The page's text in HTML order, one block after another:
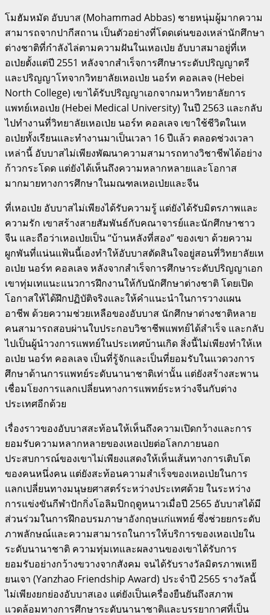
โมฮัมหมัด อับบาส (Mohammad Abbas) ชายหนุ่มผู้มากความ
สามารถจากปากีสถาน เป็นตัวอย่างที่โดดเด่นของเหล่านักศึกษา
ต่างชาติที่กำลังไล่ตามความฝันในเหอเป่ย อับบาสมาอยู่ที่เห
อเป่ยตั้งแต่ปี 2551 หลังจากสำเร็จการศึกษาระดับปริญญาตรี
และปริญญาโทจากวิทยาลัยเหอเป่ย นอร์ท คอลเลจ (Hebei
North College) เขาได้รับปริญญาเอกจากมหาวิทยาลัยการ
แพทย์เหอเป่ย (Hebei Medical University) ในปี 2563 และกลับ
ไปทำงานที่วิทยาลัยเหอเป่ย นอร์ท คอลเลจ เขาใช้ชีวิตในเห
อเป่ยทั้งเรียนและทำงานมาเป็นเวลา 16 ปีแล้ว ตลอดช่วงเวลา
เหล่านี้ อับบาสไม่เพียงพัฒนาความสามารถทางวิชาชีพได้อย่าง
ก้าวกระโดด แต่ยังได้เห็นถึงความหลากหลายและโอกาส
มากมายทางการศึกษาในมณฑลเหอเป่ยและจีน
ที่เหอเป่ย อับบาสไม่เพียงได้รับความรู้ แต่ยังได้รับมิตรภาพและ
ความรัก เขาสร้างสายสัมพันธ์กับคณาจารย์และนักศึกษาชาว
จีน และถือว่าเหอเป่ยเป็น “บ้านหลังที่สอง” ของเขา ด้วยความ
ผูกพันที่แน่นแฟ้นนี้เองทำให้อับบาสตัดสินใจอยู่สอนที่วิทยาลัยเห
อเป่ย นอร์ท คอลเลจ หลังจากสำเร็จการศึกษาระดับปริญญาเอก
เขาทุ่มเทแนะแนวการฝึกงานให้กับนักศึกษาต่างชาติ โดยเปิด
โอกาสให้ได้ฝึกปฏิบัติจริงและให้คำแนะนำในการวางแผน
อาชีพ ด้วยความช่วยเหลือของอับบาส นักศึกษาต่างชาติหลาย
คนสามารถสอบผ่านใบประกอบวิชาชีพแพทย์ได้สำเร็จ และกลับ
ไปเป็นผู้นำวงการแพทย์ในประเทศบ้านเกิด สิ่งนี้ไม่เพียงทำให้เห
อเป่ย นอร์ท คอลเลจ เป็นที่รู้จักและเป็นที่ยอมรับในแวดวงการ
ศึกษาด้านการแพทย์ระดับนานาชาติเท่านั้น แต่ยังสร้างสะพาน
เชื่อมโยงการแลกเปลี่ยนทางการแพทย์ระหว่างจีนกับต่าง
ประเทศอีกด้วย
เรื่องราวของอับบาสสะท้อนให้เห็นถึงความเปิดกว้างและการ
ยอมรับความหลากหลายของเหอเป่ยต่อโลกภายนอก
ประสบการณ์ของเขาไม่เพียงแสดงให้เห็นเส้นทางการเติบโต
ของคนหนึ่งคน แต่ยังสะท้อนความสำเร็จของเหอเป่ยในการ
แลกเปลี่ยนทางมนุษยศาสตร์ระหว่างประเทศด้วย ในระหว่าง
การแข่งขันกีฬาปักกิ่งโอลิมปิกฤดูหนาวเมื่อปี 2565 อับบาสได้มี
ส่วนร่วมในการฝึกอบรมภาษาอังกฤษแก่แพทย์ ซึ่งช่วยยกระดับ
ภาพลักษณ์และความสามารถในการให้บริการของเหอเป่ยใน
ระดับนานาชาติ ความทุ่มเทและผลงานของเขาได้รับการ
ยอมรับอย่างกว้างขวางจากสังคม จนได้รับรางวัลมิตรภาพเหยี
ยนเจา (Yanzhao Friendship Award) ประจำปี 2565 รางวัลนี้
ไม่เพียงยกย่องอับบาสเอง แต่ยังเป็นเครื่องยืนยันถึงสภาพ
แวดล้อมทางการศึกษาระดับนานาชาติและบรรยากาศที่เป็น